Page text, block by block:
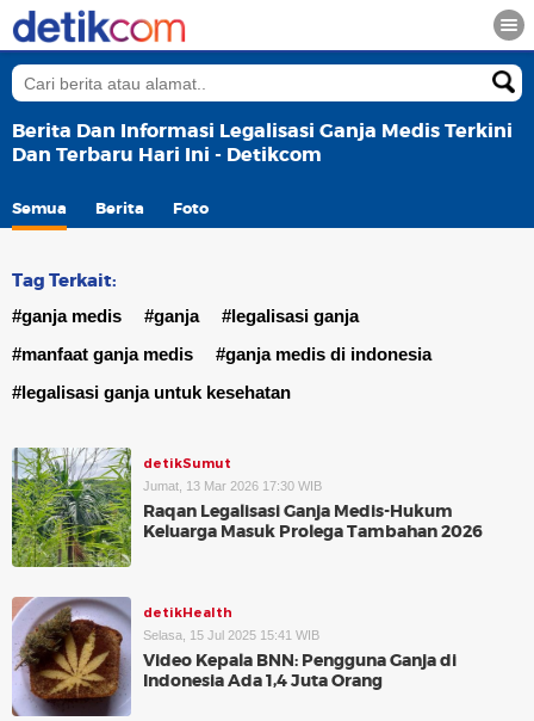
Berita Dan Informasi Legalisasi Ganja Medis Terkini
Dan Terbaru Hari Ini - Detikcom
Semua Berita Foto
Tag Terkait:
#ganja medis #ganja
#legalisasi ganja
#manfaat ganja medis
#ganja medis di indonesia
#legalisasi ganja untuk kesehatan
detikSumut
Jumat, 13 Mar 2026 17:30 WIB
Raqan Legalisasi Ganja Medis-Hukum
Keluarga Masuk Prolega Tambahan 2026
detikHealth
Selasa, 15 Jul 2025 15:41 WIB
Video Kepala BNN: Pengguna Ganja di
Indonesia Ada 1,4 Juta Orang